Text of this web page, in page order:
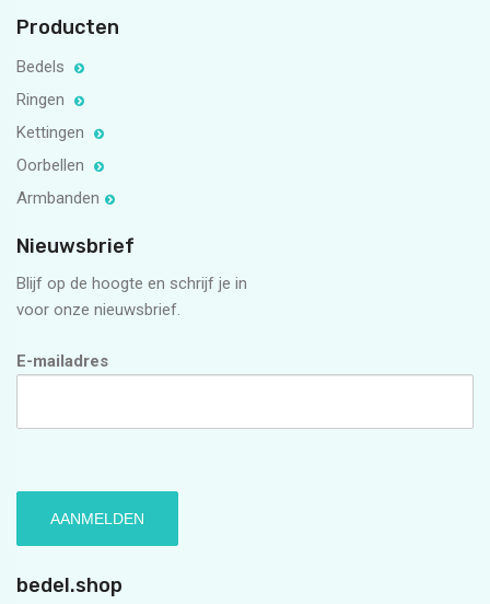
Producten
Bedels
Ringen
Kettingen
Oorbellen
Armbanden
Nieuwsbrief
Blijf op de hoogte en schrijf je in
voor onze nieuwsbrief.
E-mailadres
bedel.shop